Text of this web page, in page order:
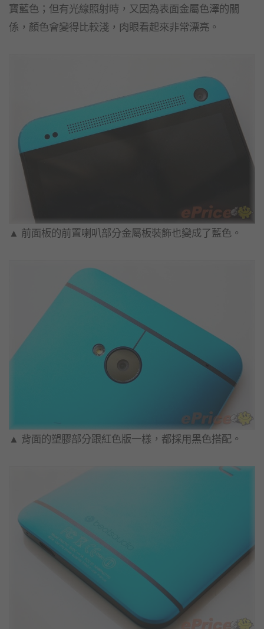
寶藍色；但有光線照射時，又因為表面金屬色澤的關
係，顏色會變得比較淺，肉眼看起來非常漂亮。
▲ 前面板的前置喇叭部分金屬板裝飾也變成了藍色。
▲ 背面的塑膠部分跟紅色版一樣，都採用黑色搭配。